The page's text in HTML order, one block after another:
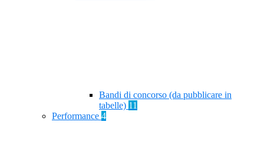
Bandi di concorso (da pubblicare in
tabelle) 11
Performance 4